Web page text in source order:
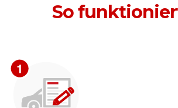
So